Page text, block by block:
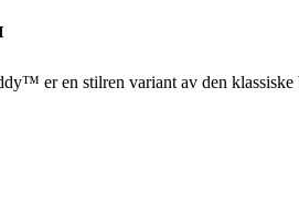
er en stilren variant av den klassiske